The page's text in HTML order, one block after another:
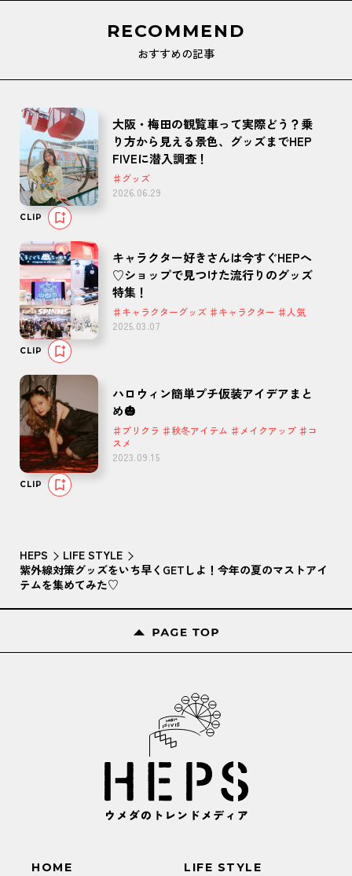
RECOMMEND
おすすめの記事
大阪・梅田の観覧車って実際どう？乗
り方から見える景色、グッズまでHEP
FIVEに潜入調査！
♯グッズ
2026.06.29
CLIP
キャラクター好きさんは今すぐHEPへ
♡ショップで見つけた流行りのグッズ
特集！
♯キャラクターグッズ ♯キャラクター ♯人気
2025.03.07
CLIP
ハロウィン簡単プチ仮装アイデアまと
め🎃
♯プリクラ ♯秋冬アイテム ♯メイクアップ ♯コ
スメ
2023.09.15
CLIP
HEPS
LIFE STYLE
紫外線対策グッズをいち早くGETしよ！今年の夏のマストアイ
テムを集めてみた♡
HOME LIFE STYLE